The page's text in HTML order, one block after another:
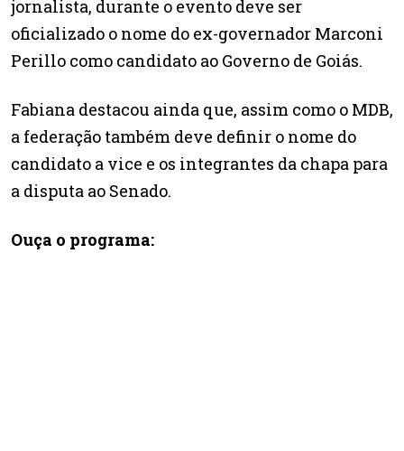
jornalista, durante o evento deve ser
oficializado o nome do ex-governador Marconi
Perillo como candidato ao Governo de Goiás.
Fabiana destacou ainda que, assim como o MDB,
a federação também deve definir o nome do
candidato a vice e os integrantes da chapa para
a disputa ao Senado.
Ouça o programa: